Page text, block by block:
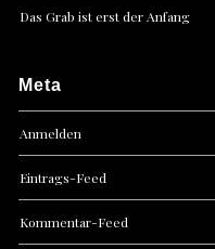
Das Grab ist erst der Anfang
Meta
Anmelden
Eintrags-Feed
Kommentar-Feed